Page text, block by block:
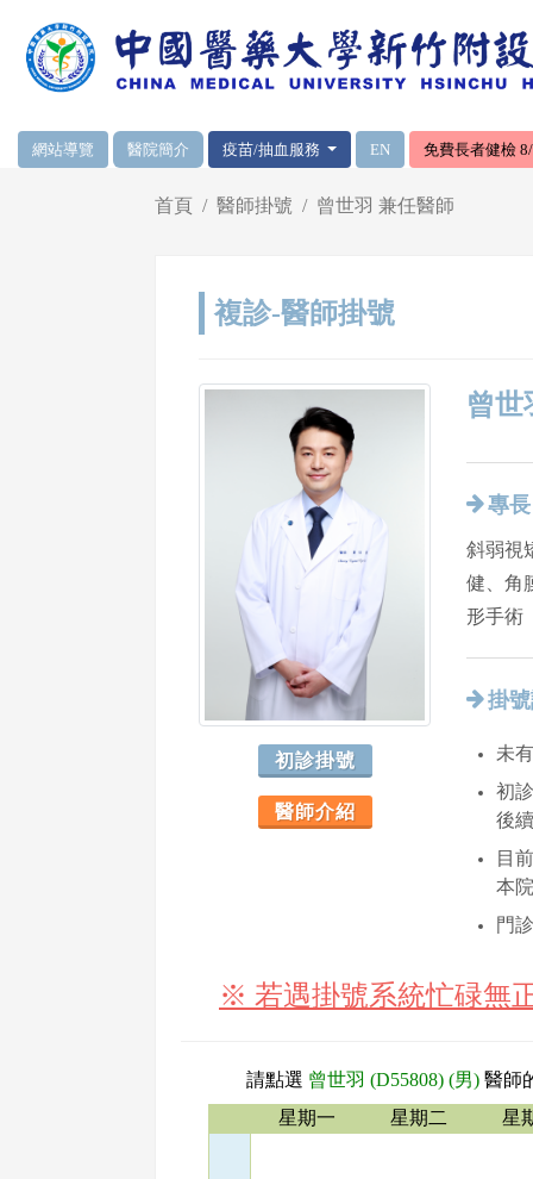
網頁頂端重要消息及連結
網站導覽 醫院簡介 疫苗/抽血服務 EN 免費長者健檢
首頁 醫師掛號 曾世羽 兼任醫師
複診-醫師掛號
初診掛號
醫師介紹
曾世
專長
斜弱視
健、角
形手術
掛
未
初
後
目
本
門
※ 若遇掛號系統忙碌無
請點選 曾世羽 (D55808) (男) 醫師